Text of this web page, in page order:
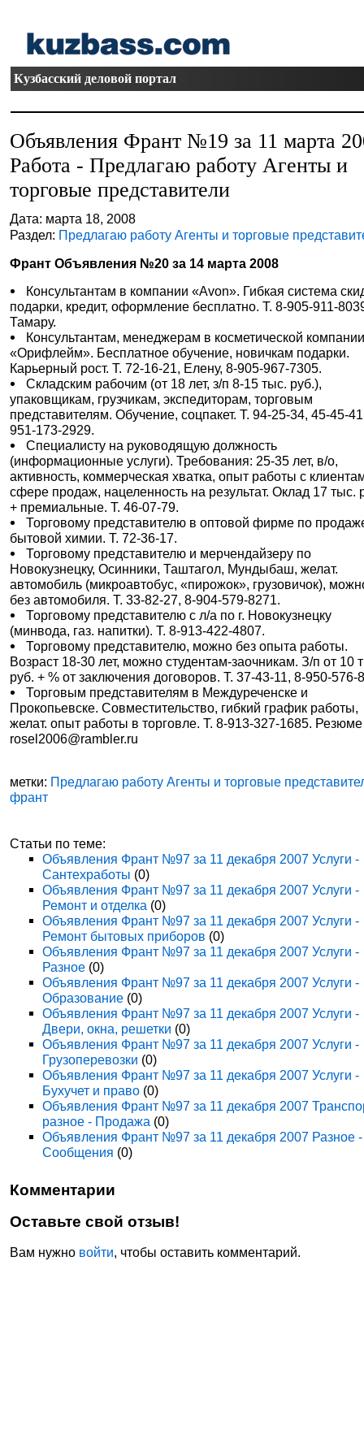
Кузбасский деловой портал
Объявления Франт №19 за 11 марта
Работа - Предлагаю работу Агенты и
торговые представители
Дата: марта 18, 2008
Раздел: Предлагаю работу Агенты и торговые
Франт Объявления №20 за 14 марта 2008
Консультантам в компании «Avon». Гибкая система
подарки, кредит, оформление бесплатно. Т. 8-905-911-
Тамару.
Консультантам, менеджерам в косметической
«Орифлейм». Бесплатное обучение, новичкам подарки.
Карьерный рост. Т. 72-16-21, Елену, 8-905-967-7305.
Складским рабочим (от 18 лет, з/п 8-15 тыс. руб.),
упаковщикам, грузчикам, экспедиторам, торговым
представителям. Обучение, соцпакет. Т. 94-25-34, 45-45-
951-173-2929.
Специалисту на руководящую должность
(информационные услуги). Требования: 25-35 лет, в/о,
активность, коммерческая хватка, опыт работы с
сфере продаж, нацеленность на результат. Оклад 17 тыс.
+ премиальные. Т. 46-07-79.
Торговому представителю в оптовой фирме по
бытовой химии. Т. 72-36-17.
Торговому представителю и мерчендайзеру по
Новокузнецку, Осинники, Таштагол, Мундыбаш, желат.
автомобиль (микроавтобус, «пирожок», грузовичок),
без автомобиля. Т. 33-82-27, 8-904-579-8271.
Торговому представителю с л/а по г. Новокузнецку
(минвода, газ. напитки). Т. 8-913-422-4807.
Торговому представителю, можно без опыта работы.
Возраст 18-30 лет, можно студентам-заочникам. З/п от 10
руб. + % от заключения договоров. Т. 37-43-11, 8-950-576-
Торговым представителям в Междуреченске и
Прокопьевске. Совместительство, гибкий график работы,
желат. опыт работы в торговле. Т. 8-913-327-1685.
rosel2006@rambler.ru
метки: Предлагаю работу Агенты и торговые
франт
Статьи по теме:
Объявления Франт №97 за 11 декабря 2007 Услуги -
Сантехработы (0)
Объявления Франт №97 за 11 декабря 2007 Услуги -
Ремонт и отделка (0)
Объявления Франт №97 за 11 декабря 2007 Услуги -
Ремонт бытовых приборов (0)
Объявления Франт №97 за 11 декабря 2007 Услуги -
Разное (0)
Объявления Франт №97 за 11 декабря 2007 Услуги -
Образование (0)
Объявления Франт №97 за 11 декабря 2007 Услуги -
Двери, окна, решетки (0)
Объявления Франт №97 за 11 декабря 2007 Услуги -
Грузоперевозки (0)
Объявления Франт №97 за 11 декабря 2007 Услуги -
Бухучет и право (0)
Объявления Франт №97 за 11 декабря 2007
разное - Продажа (0)
Объявления Франт №97 за 11 декабря 2007 Разное -
Сообщения (0)
Комментарии
Оставьте свой отзыв!
Вам нужно войти, чтобы оставить комментарий.